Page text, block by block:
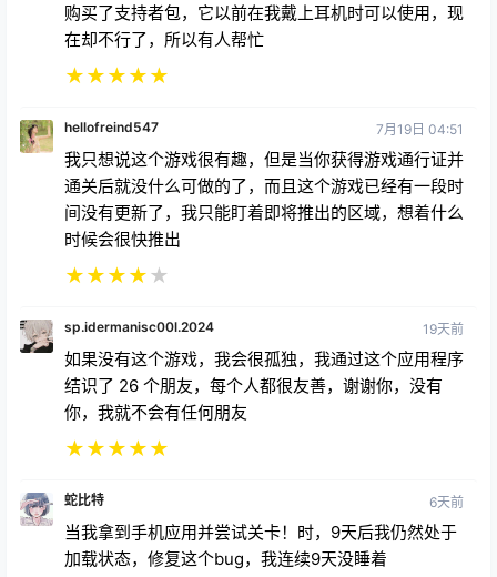
购买了支持者包，它以前在我戴上耳机时可以使用，现
在却不行了，所以有人帮忙
★★★★★
hellofreind547 7月19日 04:51
我只想说这个游戏很有趣，但是当你获得游戏通行证并
通关后就没什么可做的了，而且这个游戏已经有一段时
间没有更新了，我只能盯着即将推出的区域，想着什么
时候会很快推出
★★★★★
sp.idermanisc00l.2024 19天前
如果没有这个游戏，我会很孤独，我通过这个应用程序
结识了 26 个朋友，每个人都很友善，谢谢你，没有
你，我就不会有任何朋友
★★★★★
蛇比特 6天前
当我拿到手机应用并尝试关卡！时，9天后我仍然处于
加载状态，修复这个bug，我连续9天没睡着